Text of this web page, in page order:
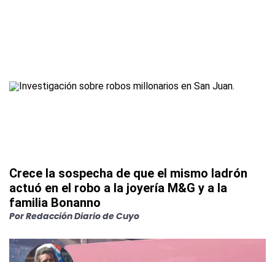
Crece la sospecha de que el mismo ladrón
actuó en el robo a la joyería M&G y a la
familia Bonanno
PorRedacción Diario de Cuyo